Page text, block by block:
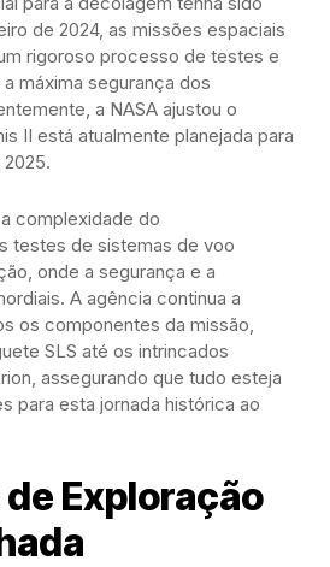
de 2024, as missões espaciais
rigoroso processo de testes e
máxima segurança dos
a NASA ajustou o
II está atualmente planejada para
complexidade do
testes de sistemas de voo
onde a segurança e a
A agência continua a
os componentes da missão,
SLS até os intrincados
assegurando que tudo esteja
para esta jornada histórica ao
Exploração